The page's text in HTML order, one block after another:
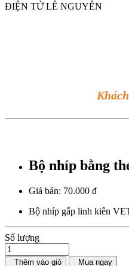
ĐIỆN TỬ LÊ NGUYÊN
Bộ nhíp bằng
Giá bán: 70.000 đ
Bộ nhíp gắp linh kiên
Số lượng
Thêm vào giỏ Mua ngay